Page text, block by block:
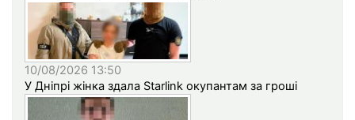
10/08/2026 13:50
У Дніпрі жінка здала Starlink окупантам за гроші